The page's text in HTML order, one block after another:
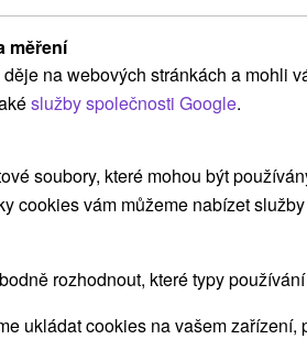
předchozí
měření
na webových stránkách a mohli
služby společnosti Google.
soubory, které mohou být
cookies vám můžeme nabízet
rozhodnout, které typy
ukládat cookies na vašem